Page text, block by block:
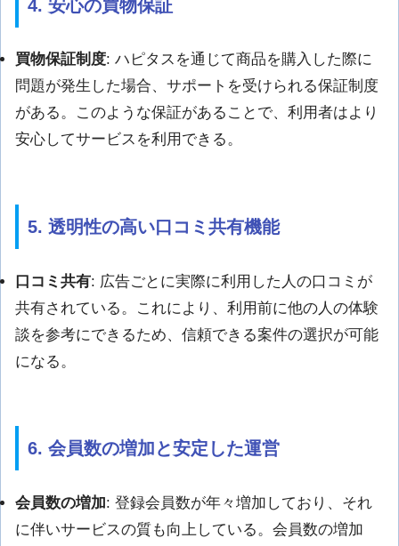
4. 安心の買物保証
買物保証制度: ハピタスを通じて商品を購入した際に
問題が発生した場合、サポートを受けられる保証制度
がある。このような保証があることで、利用者はより
安心してサービスを利用できる。
5. 透明性の高い口コミ共有機能
口コミ共有: 広告ごとに実際に利用した人の口コミが
共有されている。これにより、利用前に他の人の体験
談を参考にできるため、信頼できる案件の選択が可能
になる。
6. 会員数の増加と安定した運営
会員数の増加: 登録会員数が年々増加しており、それ
に伴いサービスの質も向上している。会員数の増加